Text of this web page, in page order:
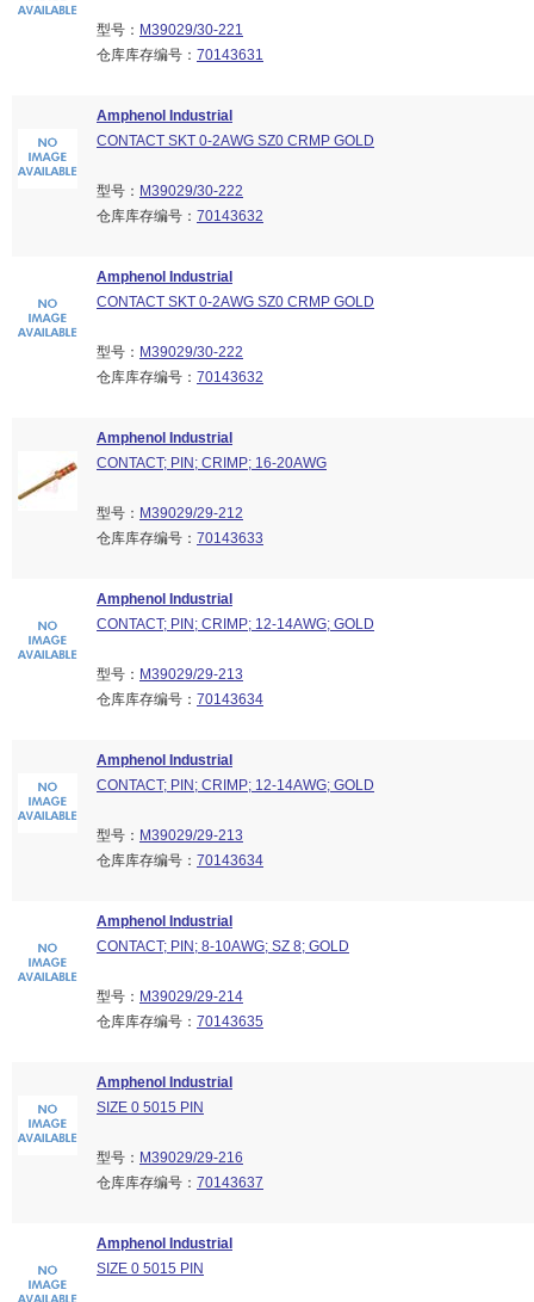
型号： M39029/30-221
仓库库存编号： 70143631
Amphenol Industrial
CONTACT SKT 0-2AWG SZ0 CRMP GOLD
型号： M39029/30-222
仓库库存编号： 70143632
Amphenol Industrial
CONTACT SKT 0-2AWG SZ0 CRMP GOLD
型号： M39029/30-222
仓库库存编号： 70143632
Amphenol Industrial
CONTACT; PIN; CRIMP; 16-20AWG
型号： M39029/29-212
仓库库存编号： 70143633
Amphenol Industrial
CONTACT; PIN; CRIMP; 12-14AWG; GOLD
型号： M39029/29-213
仓库库存编号： 70143634
Amphenol Industrial
CONTACT; PIN; CRIMP; 12-14AWG; GOLD
型号： M39029/29-213
仓库库存编号： 70143634
Amphenol Industrial
CONTACT; PIN; 8-10AWG; SZ 8; GOLD
型号： M39029/29-214
仓库库存编号： 70143635
Amphenol Industrial
SIZE 0 5015 PIN
型号： M39029/29-216
仓库库存编号： 70143637
Amphenol Industrial
SIZE 0 5015 PIN